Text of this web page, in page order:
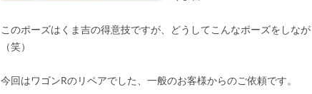
このポーズはくま吉の得意技ですが、どうしてこんなポーズをしな
（笑）
今回はワゴンRのリペアでした、一般のお客様からのご依頼です。